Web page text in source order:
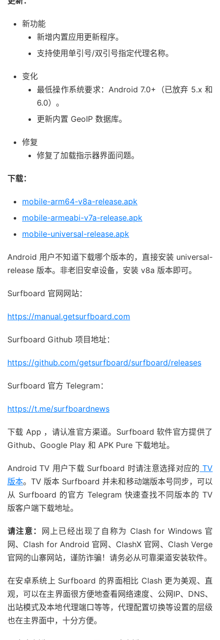
新功能
新增内置应用更新程序。
支持使用单引号/双引号指定代理名称。
变化
最低操作系统要求：Android 7.0+（已放弃 5.x 和
6.0）。
更新内置 GeoIP 数据库。
修复
修复了加载指示器界面问题。
下载：
mobile-arm64-v8a-release.apk
mobile-armeabi-v7a-release.apk
mobile-universal-release.apk
Android 用户不知道下载哪个版本的，直接安装 universal-
release 版本。非老旧安卓设备，安装 v8a 版本即可。
Surfboard 官网网站：
https://manual.getsurfboard.com
Surfboard Github 项目地址：
https://github.com/getsurfboard/surfboard/releases
Surfboard 官方 Telegram：
https://t.me/surfboardnews
下载 App ，请认准官方渠道。Surfboard 软件官方提供了
Github、Google Play 和 APK Pure 下载地址。
Android TV 用户下载 Surfboard 时请注意选择对应的 TV
版本。TV 版本 Surfboard 并未和移动端版本号同步，可以
从 Surfboard 的官方 Telegram 快速查找不同版本的 TV
版客户端下载地址。
请注意：
网上已经出现了自称为 Clash for Windows 官
网、Clash for Android 官网、ClashX 官网、Clash Verge
官网的山寨网站，谨防诈骗！请务必从可靠渠道安装软件。
在安卓系统上 Surfboard 的界面相比 Clash 更为美观、直
观，可以在主界面很方便地查看网络速度、公网IP、DNS、
出站模式及本地代理端口等等，代理配置切换等设置的层级
也在主界面中，十分方便。